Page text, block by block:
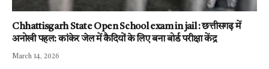
Chhattisgarh State Open School exam in jail : छत्तीसगढ़ में
अनोखी पहल: कांकेर जेल में कैदियों के लिए बना बोर्ड परीक्षा केंद्र
March 14, 2026